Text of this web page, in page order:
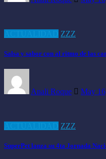
ZZZ
Salsa y sabor con al ritmo de las
Anali Roque May
ZZZ
SuperPet lanza su 4ta Jornada